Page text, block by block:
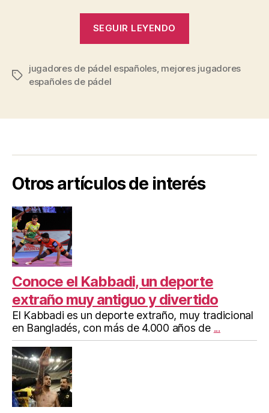
SEGUIR LEYENDO
de
Etiquetas
jugadores de pádel españoles, mejores jugadores
españoles de pádel
Otros artículos de interés
Conoce el Kabbadi, un deporte
extraño muy antiguo y divertido
El Kabbadi es un deporte extraño, muy tradicional
en Bangladés, con más de 4.000 años de ...